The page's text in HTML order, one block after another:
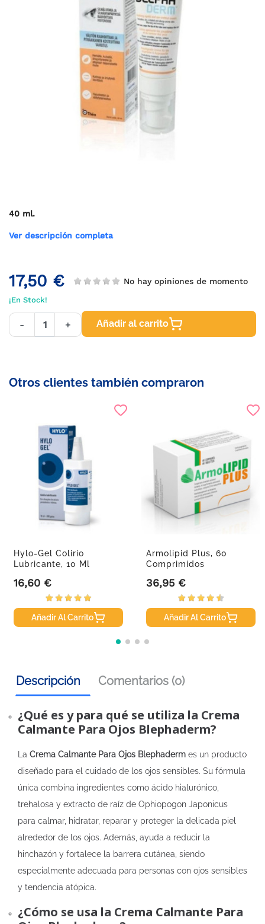
40 ml.
Ver descripción completa
17,50 € No hay opiniones de momento
¡En Stock!
- + Añadir al carrito
Otros clientes también compraron
Hylo-Gel Colirio
Lubricante, 10 Ml
Precio
16,60 €
Añadir Al Carrito
Armolipid Plus, 60
Comprimidos
Precio
36,95 €
Añadir Al Carrito
Descripción Comentarios (0)
¿Qué es y para qué se utiliza la Crema
Calmante Para Ojos Blephaderm?
La Crema Calmante Para Ojos Blephaderm es un producto
diseñado para el cuidado de los ojos sensibles. Su fórmula
única combina ingredientes como ácido hialurónico,
trehalosa y extracto de raíz de Ophiopogon Japonicus
para calmar, hidratar, reparar y proteger la delicada piel
alrededor de los ojos. Además, ayuda a reducir la
hinchazón y fortalece la barrera cutánea, siendo
especialmente adecuada para personas con ojos sensibles
y tendencia atópica.
¿Cómo se usa la Crema Calmante Para